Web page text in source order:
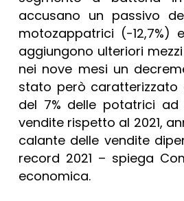
accusano un passivo
motozappatrici (-12,7%)
aggiungono ulteriori
nei nove mesi un
stato però caratterizzato
del 7% delle potatrici
vendite rispetto al 2021,
calante delle vendite
record 2021 – spiega
economica.